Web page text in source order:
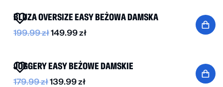
BLUZA OVERSIZE EASY BEŻOWA DAMSKA
199.99zł149.99zł
JOGGERY EASY BEŻOWE DAMSKIE
179.99zł139.99zł